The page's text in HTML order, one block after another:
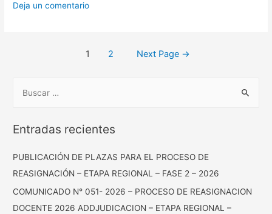
Deja un comentario
1 2 Next Page →
c
Entradas recientes
PUBLICACIÓN DE PLAZAS PARA EL PROCESO DE
REASIGNACIÓN – ETAPA REGIONAL – FASE 2 – 2026
COMUNICADO N° 051- 2026 – PROCESO DE REASIGNACION
DOCENTE 2026 ADDJUDICACION – ETAPA REGIONAL –